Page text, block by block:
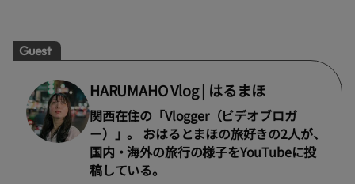
Guest
HARUMAHO Vlog | はるまほ
関西在住の「Vlogger（ビデオブロガ
ー）」。 おはるとまほの旅好きの2人が、
国内・海外の旅行の様子をYouTubeに投
稿している。